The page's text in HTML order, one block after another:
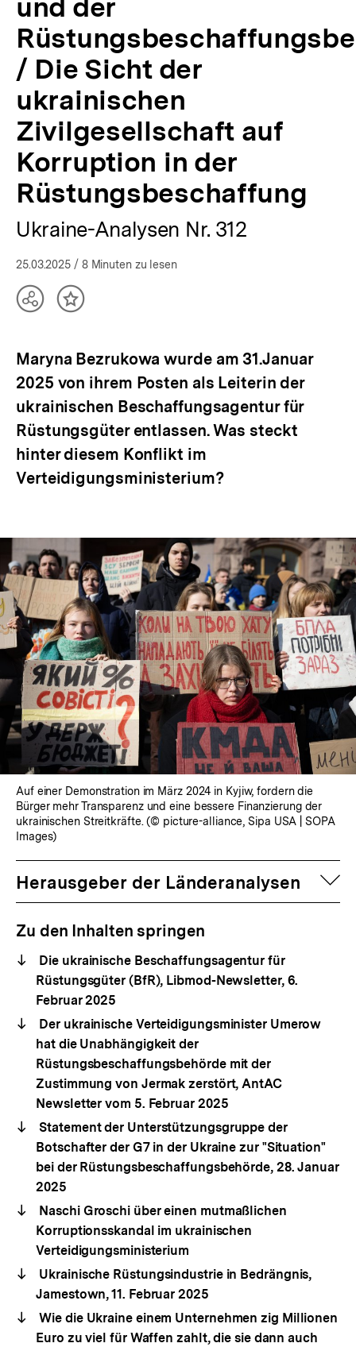
der
Rüstungsbeschaffung
Ukraine-
Analysen
bpb.de
und der
/ Die Sicht der
ukrainischen
Zivilgesellschaft auf
Korruption in der
Rüstungsbeschaffung
Ukraine-Analysen Nr. 312
25.03.2025 / 8 Minuten zu lesen
TeilenInhalt
Maryna Bezrukowa wurde am 31.Januar
2025 von ihrem Posten als Leiterin der
ukrainischen Beschaffungsagentur für
Rüstungsgüter entlassen. Was steckt
hinter diesem Konflikt im
Verteidigungsministerium?
Auf einer Demonstration im März 2024 in Kyjiw, fordern die
Bürger mehr Transparenz und eine bessere Finanzierung der
ukrainischen Streitkräfte. (© picture-alliance, Sipa USA | SOPA
Images)
Herausgeber der Länderanalysen
Zu den Inhalten springen
Die ukrainische Beschaffungsagentur für
Rüstungsgüter (BfR), Libmod-Newsletter, 6.
Februar 2025
Der ukrainische Verteidigungsminister Umerow
hat die Unabhängigkeit der
Rüstungsbeschaffungsbehörde mit der
Zustimmung von Jermak zerstört, AntAC
Newsletter vom 5. Februar 2025
Statement der Unterstützungsgruppe der
Botschafter der G7 in der Ukraine zur "Situation"
bei der Rüstungsbeschaffungsbehörde, 28. Januar
2025
Naschi Groschi über einen mutmaßlichen
Korruptionsskandal im ukrainischen
Verteidigungsministerium
Ukrainische Rüstungsindustrie in Bedrängnis,
Jamestown, 11. Februar 2025
Wie die Ukraine einem Unternehmen zig Millionen
Euro zu viel für Waffen zahlt, die sie dann auch